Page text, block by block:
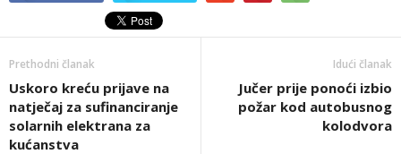
Prethodni članak
Uskoro kreću prijave na
natječaj za sufinanciranje
solarnih elektrana za
kućanstva
Idući članak
Jučer prije ponoći izbio
požar kod autobusnog
kolodvora